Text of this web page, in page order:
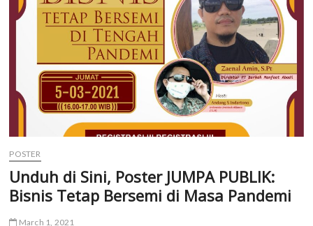
Tata
Kelola
Peternakan
Rakyat
Petelur
POSTER
Unduh di Sini, Poster JUMPA PUBLIK:
Bisnis Tetap Bersemi di Masa Pandemi
March 1, 2021